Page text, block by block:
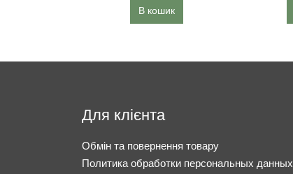
В кошик
Для клієнта
Обмін та повернення товару
Политика обработки персональных данных